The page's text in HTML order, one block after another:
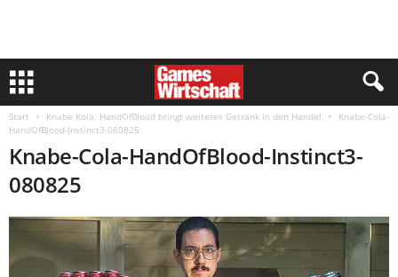
Start Knabe Kola: HandOfBlood bringt weiteres Getränk in den Handel
Knabe-Cola-
HandOfBlood-Instinct3-080825
Knabe-Cola-HandOfBlood-Instinct3-
080825